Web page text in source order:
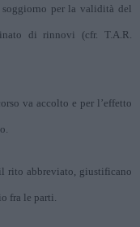
soggiorno per la validità del
di rinnovi (cfr. T.A.R.
va accolto e per l’effetto
rito abbreviato, giustificano
fra le parti.